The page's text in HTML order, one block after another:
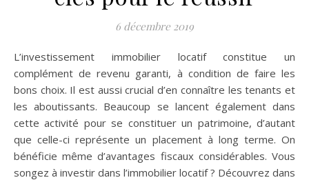
6 décembre 2019
L’investissement immobilier locatif constitue un
complément de revenu garanti, à condition de faire les
bons choix. Il est aussi crucial d’en connaître les tenants et
les aboutissants. Beaucoup se lancent également dans
cette activité pour se constituer un patrimoine, d’autant
que celle-ci représente un placement à long terme. On
bénéficie même d’avantages fiscaux considérables. Vous
songez à investir dans l’immobilier locatif ? Découvrez dans